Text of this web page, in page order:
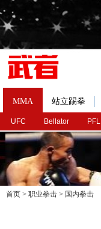
MMA
UFC Bellator PFL
站立踢拳
首页 > 职业拳击 > 国内拳击